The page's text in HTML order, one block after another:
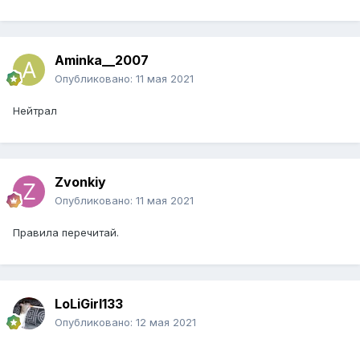
Aminka__2007
Опубликовано: 11 мая 2021
Нейтрал
Zvonkiy
Опубликовано: 11 мая 2021
Правила перечитай.
LoLiGirl133
Опубликовано: 12 мая 2021